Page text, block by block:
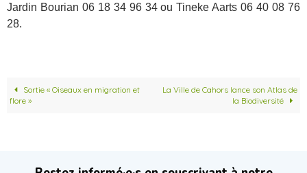
Jardin Bourian 06 18 34 96 34 ou Tineke Aarts 06 40 08 76
28.
Sortie « Oiseaux en migration et
flore »
La Ville de Cahors lance son Atlas de
la Biodiversité